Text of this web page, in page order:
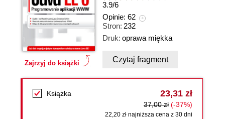
Zajrzyj do książki
3.9/6
Opinie: 62
Stron: 232
Druk: oprawa miękka
Czytaj fragment
Książka 23,31 zł
37,00 zł (-37%)
22,20 zł najniższa cena z 30 dni